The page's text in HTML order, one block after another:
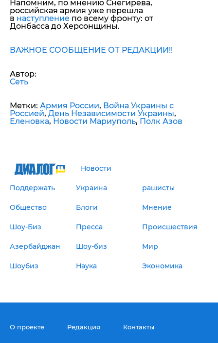
Напомним, по мнению Снегирева,
российская армия уже перешла
в наступление по всему фронту: от
Донбасса до Херсонщины.
ВАЖНОЕ СООБЩЕНИЕ ОТ РЕДАКЦИИ!!
Автор:
Сеть
Метки: Армия России, Война Украины с
Россией, День Независимости Украины,
Еленовка, Новости Мариуполь, Полк Азов
Новости
Поддержать Украина рашисты
Общество Блоги Мнение
Шоу-Биз Пресса Происшествия
Азербайджан Шоу-биз Мир
Шоубиз Наука Экономика
О проекте Редакция Контакты